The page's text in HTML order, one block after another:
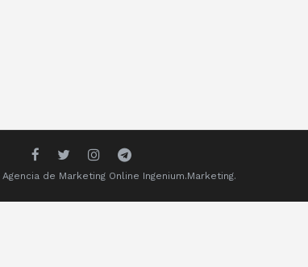
Agencia de Marketing Online Ingenium.Marketing.